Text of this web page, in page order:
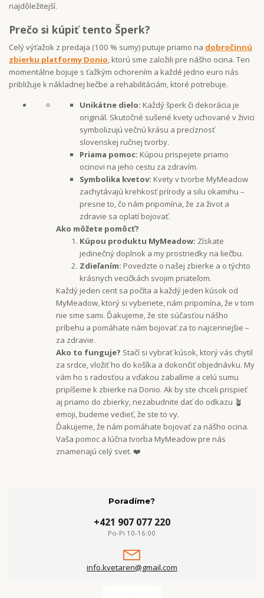
najdôležitejší.
Prečo si kúpiť tento Šperk?
Celý výťažok z predaja (100 % sumy) putuje priamo na dobročinnú
zbierku platformy Donio, ktorú sme založili pre nášho ocina. Ten
momentálne bojuje s ťažkým ochorením a každé jedno euro nás
približuje k nákladnej liečbe a rehabilitáciám, ktoré potrebuje.
Unikátne dielo: Každý šperk či dekorácia je
originál. Skutočné sušené kvety uchované v živici
symbolizujú večnú krásu a precíznosť
slovenskej ručnej tvorby.
Priama pomoc: Kúpou prispejete priamo
ocinovi na jeho cestu za zdravím.
Symbolika kvetov: Kvety v tvorbe MyMeadow
zachytávajú krehkosť prírody a silu okamihu –
presne to, čo nám pripomína, že za život a
zdravie sa oplatí bojovať.
Ako môžete pomôcť?
Kúpou produktu MyMeadow: Získate
jedinečný doplnok a my prostriedky na liečbu.
Zdieľaním: Povedzte o našej zbierke a o týchto
krásnych vecičkách svojim priateľom.
Každý jeden cent sa počíta a každý jeden kúsok od
MyMeadow, ktorý si vyberiete, nám pripomína, že v tom
nie sme sami. Ďakujeme, že ste súčasťou nášho
príbehu a pomáhate nám bojovať za to najcennejšie –
za zdravie.
Ako to funguje? Stačí si vybrať kúsok, ktorý vás chytil
za srdce, vložiť ho do košíka a dokončiť objednávku. My
vám ho s radosťou a vďakou zabalíme a celú sumu
pripíšeme k zbierke na Donio. Ak by ste chceli prispieť
aj priamo do zbierky, nezabudnite dať do odkazu 🪴
emoji, budeme vedieť, že ste to vy.
Ďakujeme, že nám pomáhate bojovať za nášho ocina.
Vaša pomoc a lúčna tvorba MyMeadow pre nás
znamenajú celý svet. ❤️
Poradíme?
+421 907 077 220
Po-Pi 10-16:00
info.kvetaren@gmail.com